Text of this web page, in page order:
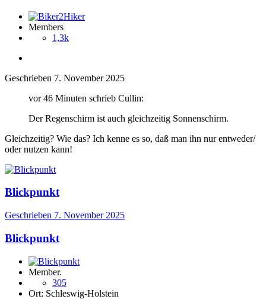
Members
1,3k
Geschrieben 7. November 2025
vor 46 Minuten schrieb Cullin:
Der Regenschirm ist auch gleichzeitig Sonnenschirm.
Gleichzeitig? Wie das? Ich kenne es so, daß man ihn nur entweder/
oder nutzen kann!
Blickpunkt
Geschrieben 7. November 2025
Blickpunkt
Member.
305
Ort: Schleswig-Holstein